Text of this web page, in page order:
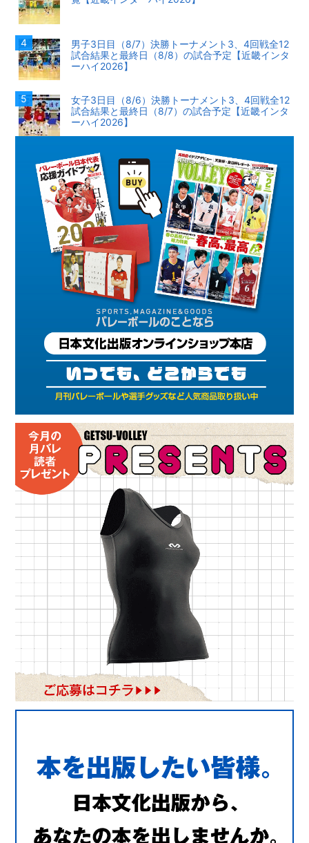
男子3日目（8/7）決勝トーナメント3、4回戦全12
試合結果と最終日（8/8）の試合予定【近畿インタ
ーハイ2026】
女子3日目（8/6）決勝トーナメント3、4回戦全12
試合結果と最終日（8/7）の試合予定【近畿インタ
ーハイ2026】